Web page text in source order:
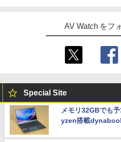
AV Watch をフ
Special Site
メモリ32GBでも
yzen搭載